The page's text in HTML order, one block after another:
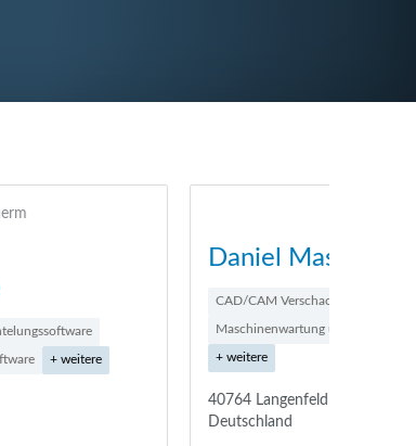
Maschinenservice
Verschachtelungssoftware
und -service Verschleißteile